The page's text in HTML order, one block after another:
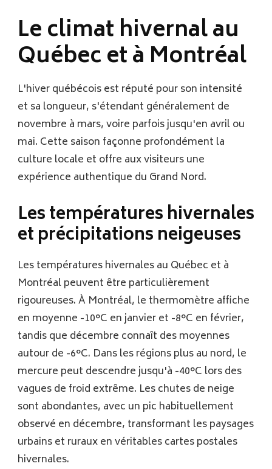
Le climat hivernal au
Québec et à Montréal
L'hiver québécois est réputé pour son intensité
et sa longueur, s'étendant généralement de
novembre à mars, voire parfois jusqu'en avril ou
mai. Cette saison façonne profondément la
culture locale et offre aux visiteurs une
expérience authentique du Grand Nord.
Les températures hivernales
et précipitations neigeuses
Les températures hivernales au Québec et à
Montréal peuvent être particulièrement
rigoureuses. À Montréal, le thermomètre affiche
en moyenne -10°C en janvier et -8°C en février,
tandis que décembre connaît des moyennes
autour de -6°C. Dans les régions plus au nord, le
mercure peut descendre jusqu'à -40°C lors des
vagues de froid extrême. Les chutes de neige
sont abondantes, avec un pic habituellement
observé en décembre, transformant les paysages
urbains et ruraux en véritables cartes postales
hivernales.